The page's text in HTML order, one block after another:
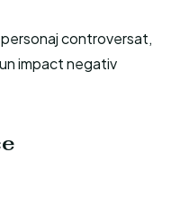
controversat,
impact negativ